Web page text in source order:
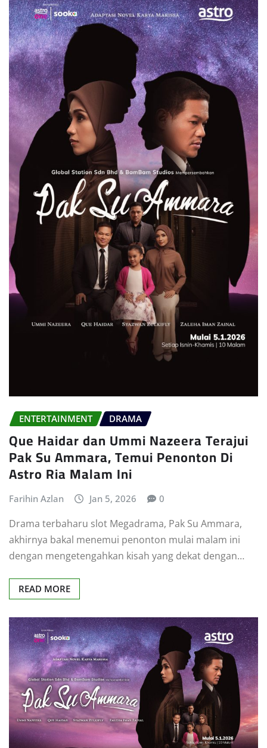
ENTERTAINMENT DRAMA
Que Haidar dan Ummi Nazeera Terajui
Pak Su Ammara, Temui Penonton Di
Astro Ria Malam Ini
Farihin Azlan Jan 5, 2026 0
Drama terbaharu slot Megadrama, Pak Su Ammara,
akhirnya bakal menemui penonton mulai malam ini
dengan mengetengahkan kisah yang dekat dengan…
READ MORE